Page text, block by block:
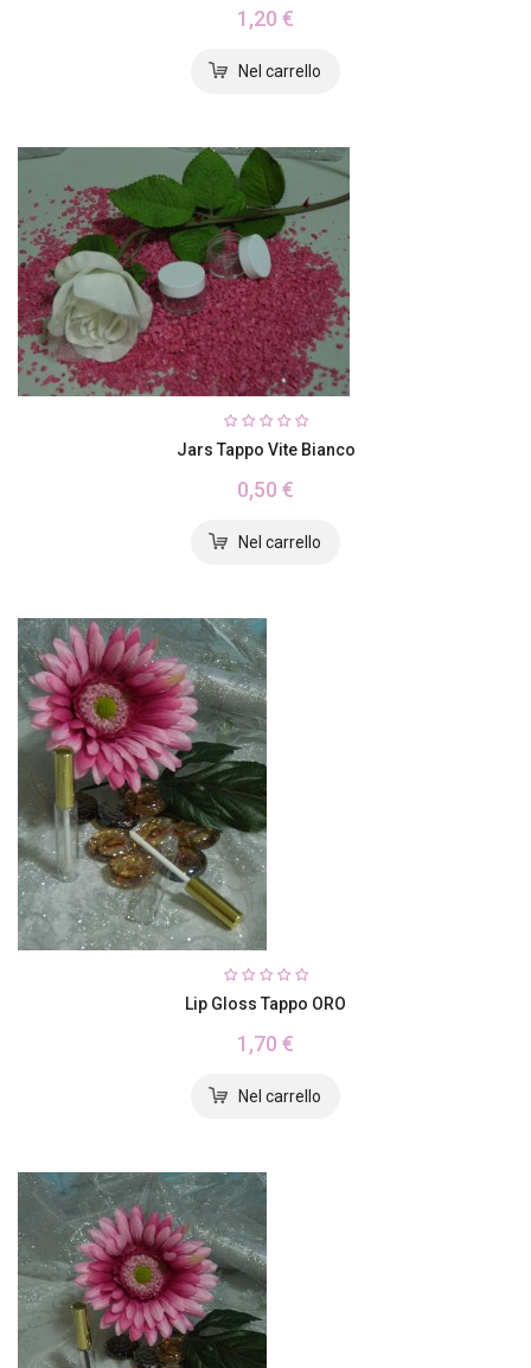
1,20 €
Jars Tappo Vite Bianco
0,50 €
Lip Gloss Tappo ORO
1,70 €